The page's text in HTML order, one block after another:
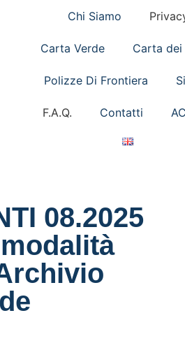
Chi Siamo
Carta Verde Carta
Polizze Di Frontiera
F.A.Q. Contatti
08.2025